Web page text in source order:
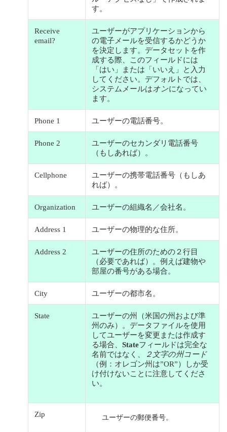
す。
Receive
email?
ユーザーがアプリケーションから
の電子メールを受信するかどうか
を決定します。データセットを作
成する際、このフィールドには
「はい」または「いいえ」と入力
してください。デフォルトでは、
システムメールはオンになってい
ます。
Phone 1 ユーザーの電話番号。
Phone 2
ユーザーのセカンダリ電話番号
（もしあれば）。
Cellphone
ユーザーの携帯電話番号（もしあ
れば）。
Organization ユーザーの組織名／会社名。
Address 1 ユーザーの物理的な住所。
Address 2
ユーザーの住所のための２行目
（必要であれば）。例えば建物や
部屋の番号がある場合。
City ユーザーの都市名。
State
ユーザーの州（米国の州および準
州のみ）。データファイルを使用
してユーザーを変更または作成す
る場合、 Stateフィールドは完全な
名前ではなく、
２文字の州コード
（例：オレゴン州は”OR”）しか受
け付けないことに注意してくださ
い。
Zip ユーザーの郵便番号。